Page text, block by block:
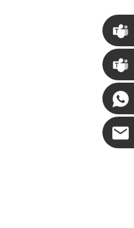
Chris
Kenny